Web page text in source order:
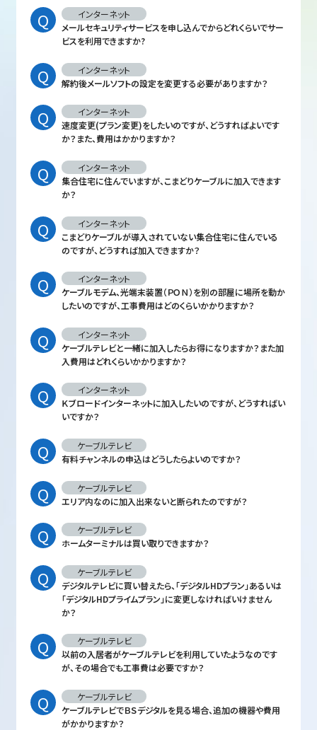
インターネット
メールセキュリティサービスを申し込んでからどれくらいでサー
ビスを利用できますか?
インターネット
解約後メールソフトの設定を変更する必要がありますか？
インターネット
速度変更(プラン変更)をしたいのですが、どうすればよいです
か？また、費用はかかりますか？
インターネット
集合住宅に住んでいますが、こまどりケーブルに加入できます
か？
インターネット
こまどりケーブルが導入されていない集合住宅に住んでいる
のですが、どうすれば加入できますか？
インターネット
ケーブルモデム、光端末装置（ＰＯＮ）を別の部屋に場所を動か
したいのですが、工事費用はどのくらいかかりますか？
インターネット
ケーブルテレビと一緒に加入したらお得になりますか？また加
入費用はどれくらいかかりますか？
インターネット
Ｋブロードインターネットに加入したいのですが、どうすればい
いですか？
ケーブルテレビ
有料チャンネルの申込はどうしたらよいのですか？
ケーブルテレビ
エリア内なのに加入出来ないと断られたのですが？
ケーブルテレビ
ホームターミナルは買い取りできますか？
ケーブルテレビ
デジタルテレビに買い替えたら、「デジタルHDプラン」あるいは
「デジタルHDプライムプラン」に変更しなければいけません
か？
ケーブルテレビ
以前の入居者がケーブルテレビを利用していたようなのです
が、その場合でも工事費は必要ですか？
ケーブルテレビ
ケーブルテレビでＢＳデジタルを見る場合、追加の機器や費用
がかかりますか？